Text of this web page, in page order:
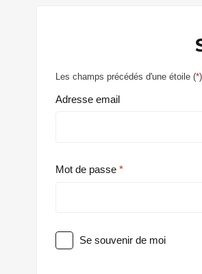
Les champs précédés d'une étoile (*
Adresse email
Mot de passe
Se souvenir de moi